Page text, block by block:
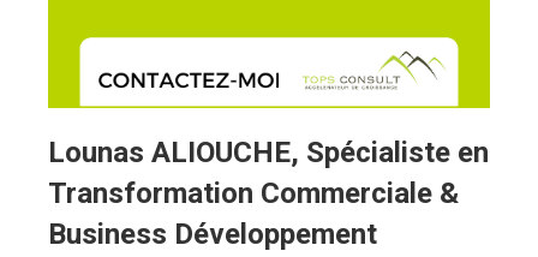
Lounas ALIOUCHE, Spécialiste en
Transformation Commerciale &
Business Développement